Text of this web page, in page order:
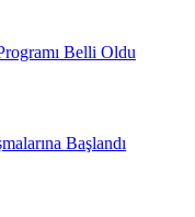
Belli Oldu
Başlandı